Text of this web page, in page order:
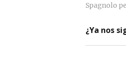
Spagnolo
¿Ya nos